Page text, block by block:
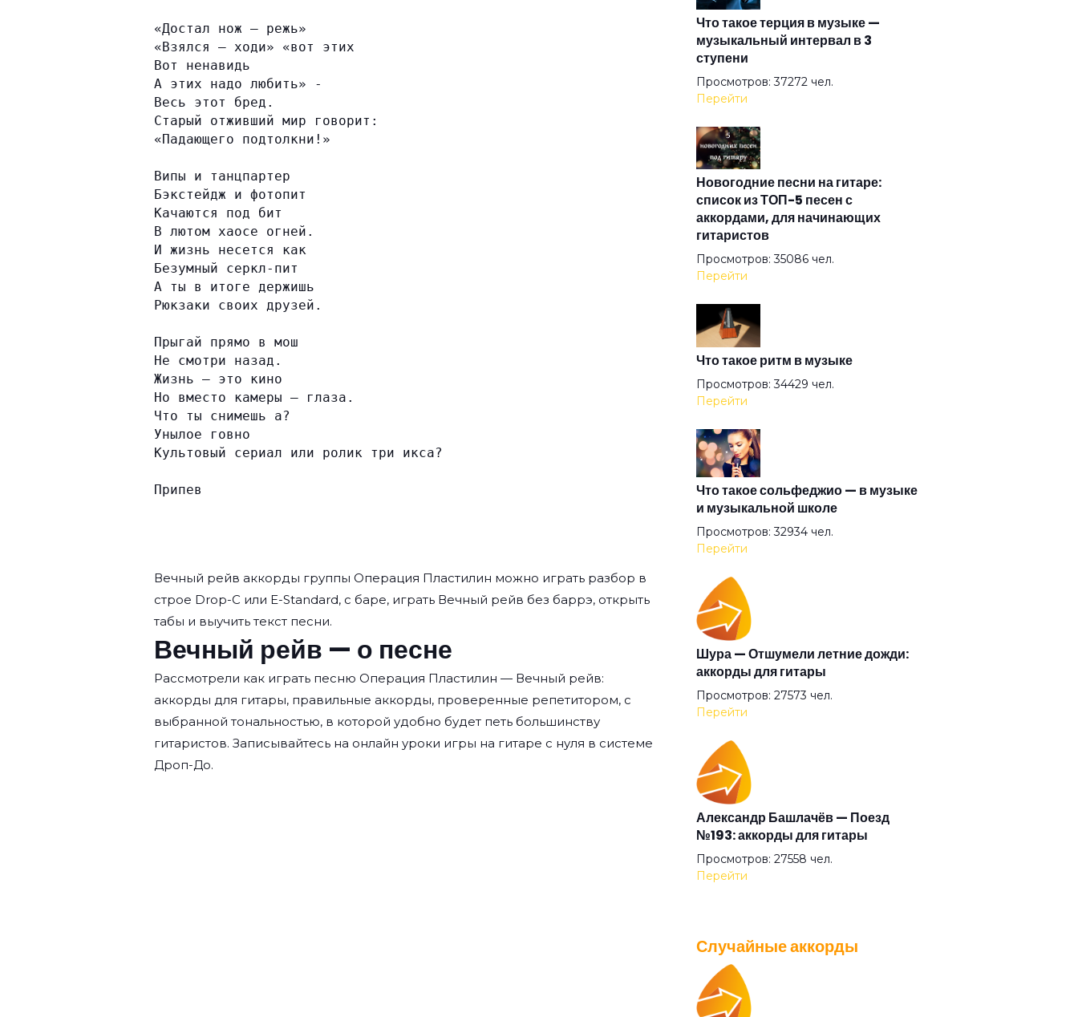
«Достал нож – режь»
«Взялся – ходи» «вот этих
Вот ненавидь
А этих надо любить» -
Весь этот бред.
Старый отживший мир говорит:
«Падающего подтолкни!»
Випы и танцпартер
Бэкстейдж и фотопит
Качаются под бит
В лютом хаосе огней.
И жизнь несется как
Безумный серкл-пит
А ты в итоге держишь
Рюкзаки своих друзей.
Прыгай прямо в мош
Не смотри назад.
Жизнь – это кино
Но вместо камеры – глаза.
Что ты снимешь а?
Унылое говно
Культовый сериал или ролик три икса?
Припев
Вечный рейв аккорды группы Операция Пластилин можно играть разбор в
строе Drop-C или E-Standard, с баре, играть Вечный рейв без баррэ, открыть
табы и выучить текст песни.
Вечный рейв — о песне
Рассмотрели как играть песню Операция Пластилин — Вечный рейв:
аккорды для гитары, правильные аккорды, проверенные репетитором, с
выбранной тональностью, в которой удобно будет петь большинству
гитаристов. Записывайтесь на онлайн уроки игры на гитаре с нуля в системе
Дроп-До.
Вселенная прощается с нами
Выше флаги
Гимн левитации
Гоа
Гопник Коля
Город
Государство
Джас
Джесси и Джейн
Дом на дереве
Заткнись и целуй меня
Здравствуй
И полетим
Игла
Как Борис Виан
Кома
Что такое терция в музыке —
музыкальный интервал в 3
ступени
Просмотров: 37272 чел.
Перейти
Новогодние песни на гитаре:
список из ТОП-5 песен с
аккордами, для начинающих
гитаристов
Просмотров: 35086 чел.
Перейти
Что такое ритм в музыке
Просмотров: 34429 чел.
Перейти
Что такое сольфеджио — в музыке
и музыкальной школе
Просмотров: 32934 чел.
Перейти
Шура — Отшумели летние дожди:
аккорды для гитары
Просмотров: 27573 чел.
Перейти
Александр Башлачёв — Поезд
№193: аккорды для гитары
Просмотров: 27558 чел.
Перейти
IOWA — Плохо танцевать: аккорды
для гитары
Случайные аккорды